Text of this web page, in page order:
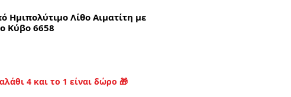
Ημιπολύτιμο Λίθο Αιματίτη με
Κύβο 6658
4 και το 1 είναι δώρο 🎁